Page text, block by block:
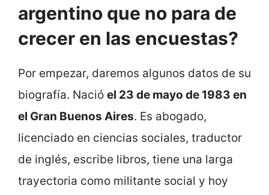
argentino que no para de
crecer en las encuestas?
Por empezar, daremos algunos datos de su
biografía. Nació el 23 de mayo de 1983 en
el Gran Buenos Aires. Es abogado,
licenciado en ciencias sociales, traductor
de inglés, escribe libros, tiene una larga
trayectoria como militante social y hoy